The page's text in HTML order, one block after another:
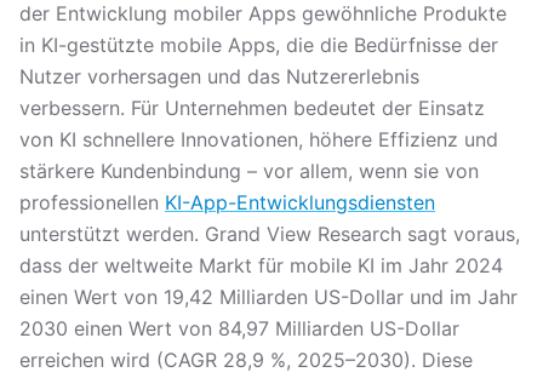
der Entwicklung mobiler Apps gewöhnliche Produkte
in KI-gestützte mobile Apps, die die Bedürfnisse der
Nutzer vorhersagen und das Nutzererlebnis
verbessern. Für Unternehmen bedeutet der Einsatz
von KI schnellere Innovationen, höhere Effizienz und
stärkere Kundenbindung – vor allem, wenn sie von
professionellen KI-App-Entwicklungsdiensten
unterstützt werden. Grand View Research sagt voraus,
dass der weltweite Markt für mobile KI im Jahr 2024
einen Wert von 19,42 Milliarden US-Dollar und im Jahr
2030 einen Wert von 84,97 Milliarden US-Dollar
erreichen wird (CAGR 28,9 %, 2025–2030). Diese